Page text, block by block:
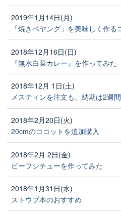
2019年1月14日(月)
「焼きペヤング」を美味しく作る
2018年12月16日(日)
『無水白菜カレー』を作ってみた
2018年12月 1日(土)
メスティンを注文も、納期は2週
2018年2月20日(火)
20cmのココットを追加購入
2018年2月 2日(金)
ビーフシチューを作ってみた
2018年1月31日(水)
ストウブ本のおすすめ